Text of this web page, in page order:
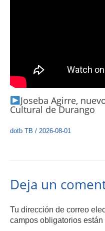
Joseba Agirre,
Cultural de Durango
dotb TB / 2026-08-01
Deja un
Tu dirección de correo
campos obligatorios están